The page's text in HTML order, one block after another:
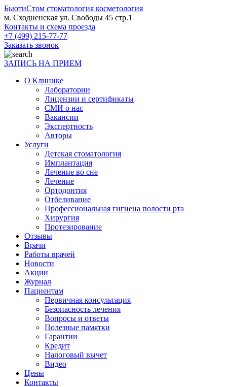
БьютиСтом стоматология косметология
м. Сходненская ул. Свободы 45 стр.1
Контакты и схема проезда
+7 (499) 215-77-77
Заказать звонок
ЗАПИСЬ НА ПРИЕМ
О Клинике
Лаборатории
Лицензии и сертификаты
СМИ о нас
Вакансии
Экспертность
Авторы
Услуги
Детская стоматология
Имплантация
Лечение во сне
Лечение
Ортодонтия
Отбеливание
Профессиональная гигиена полости рта
Хирургия
Протезирование
Отзывы
Врачи
Работы врачей
Новости
Акции
Журнал
Пациентам
Первичная консультация
Безопасность лечения
Вопросы и ответы
Полезные памятки
Гарантии
Кредит
Налоговый вычет
Видео
Цены
Контакты